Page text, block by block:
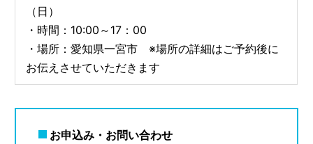
（日）
・時間：10:00～17：00
・場所：愛知県一宮市 ※場所の詳細はご予約後に
お伝えさせていただきます
お申込み・お問い合わせ